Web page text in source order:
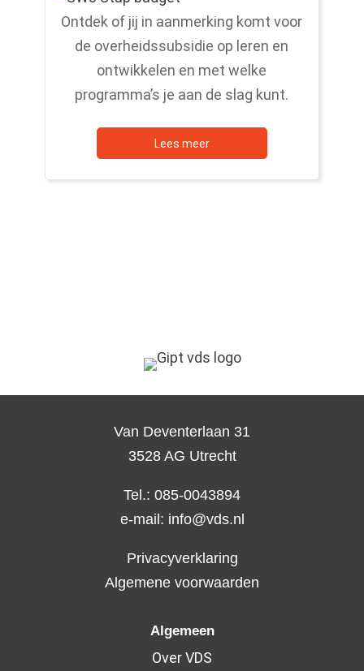
Ontdek of jij in aanmerking komt voor
de overheidssubsidie op leren en
ontwikkelen en met welke
programma’s je aan de slag kunt.
Lees meer
Van Deventerlaan 31
3528 AG Utrecht
Tel.: 085-0043894
e-mail: info@vds.nl
Privacyverklaring
Algemene voorwaarden
Algemeen
Over VDS